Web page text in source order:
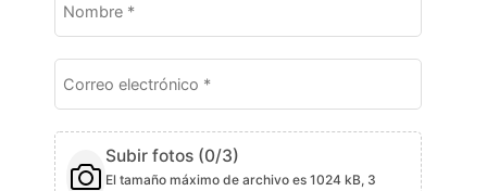
Subir fotos (0/3)
El tamaño máximo de archivo es 1024 kB, 3